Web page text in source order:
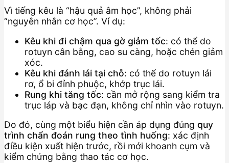
Vì tiếng kêu là “hậu quả âm học”, không phải
“nguyên nhân cơ học”. Ví dụ:
Kêu khi đi chậm qua gờ giảm tốc: có thể do
rotuyn cân bằng, cao su càng, hoặc chén giảm
xóc.
Kêu khi đánh lái tại chỗ: có thể do rotuyn lái
rơ, ổ bi đỉnh phuộc, khớp trục lái.
Rung khi tăng tốc: cần mở rộng sang kiểm tra
trục láp và bạc đạn, không chỉ nhìn vào rotuyn.
Do đó, cùng một biểu hiện cần áp dụng đúng quy
trình chẩn đoán rung theo tình huống: xác định
điều kiện xuất hiện trước, rồi mới khoanh cụm và
kiểm chứng bằng thao tác cơ học.